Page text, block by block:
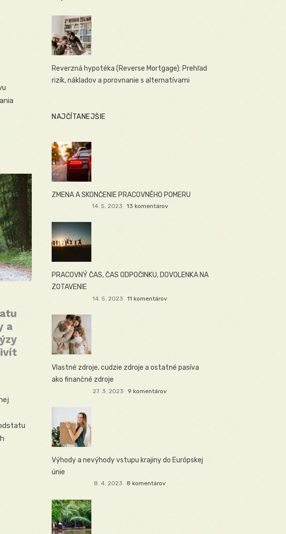
a
Reverzná hypotéka (Reverse Mortgage): Prehľad
rizík, nákladov a porovnanie s alternatívami
NAJČÍTANEJŠIE
ZMENA A SKONČENIE PRACOVNÉHO POMERU
14. 5. 2023 13 komentárov
PRACOVNÝ ČAS, ČAS ODPOČINKU, DOVOLENKA NA
ZOTAVENIE
14. 5. 2023 11 komentárov
Vlastné zdroje, cudzie zdroje a ostatné pasíva
ako finančné zdroje
27. 3. 2023 9 komentárov
Výhody a nevýhody vstupu krajiny do Európskej
únie
8. 4. 2023 8 komentárov